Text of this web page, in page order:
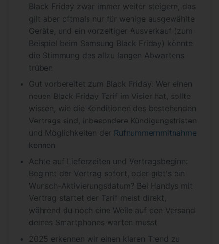
Black Friday zwar immer weiter steigern, das
gilt aber oftmals nur für wenige ausgewählte
Geräte, und ein vorzeitiger Ausverkauf (zum
Beispiel beim Samsung Black Friday) könnte
die Stimmung des allzu langen Abwartens
trüben
Gut vorbereitet zum Black Friday: Wer einen
neuen Black Friday Tarif im Visier hat, sollte
wissen, wie die Konditionen des bestehenden
Vertrags sind, inbesondere Kündigungsfristen
und Möglichkeiten der Rufnummernmitnahme
kennen
Achte auf Lieferzeiten und Vertragsbeginn:
Beginnt der Vertrag sofort, oder gibt's ein
Wunsch-Aktivierungsdatum? Bei Handys mit
Vertrag startet der Tarif meist direkt,
während du noch eine Weile auf den Versand
deines Smartphones warten musst
2025 erkennen wir einen klaren Trend zu